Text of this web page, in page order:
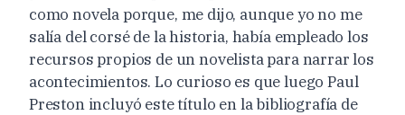
como novela porque, me dijo, aunque yo no me
salía del corsé de la historia, había empleado los
recursos propios de un novelista para narrar los
acontecimientos. Lo curioso es que luego Paul
Preston incluyó este título en la bibliografía de